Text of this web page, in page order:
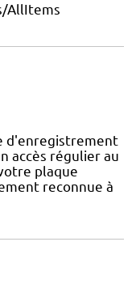
AllItems
d'enregistrement
accès régulier au
plaque
reconnue à